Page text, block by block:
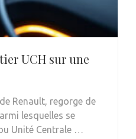
UCH sur une
Renault, regorge de
lesquelles se
Unité Centrale …